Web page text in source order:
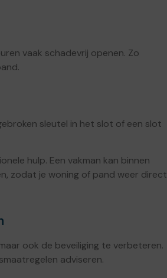
vaak schadevrij openen. Zo
sleutel in het slot of een slot
hulp. Een vakman kan binnen
zodat je woning of pand weer direct
ook de beveiliging te verbeteren.
adviseren.